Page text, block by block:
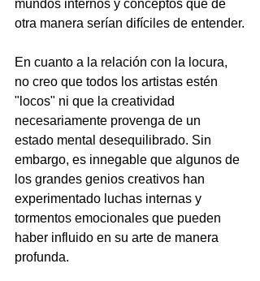
mundos internos y conceptos que de
otra manera serían difíciles de entender.
En cuanto a la relación con la locura,
no creo que todos los artistas estén
"locos" ni que la creatividad
necesariamente provenga de un
estado mental desequilibrado. Sin
embargo, es innegable que algunos de
los grandes genios creativos han
experimentado luchas internas y
tormentos emocionales que pueden
haber influido en su arte de manera
profunda.